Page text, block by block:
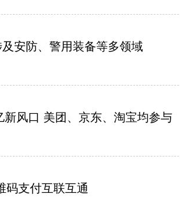
安防、警用装备等多领域
风口 美团、京东、淘宝均参与
码支付互联互通